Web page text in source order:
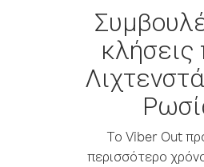
κλήσεις
Το Viber Out
περισσότερο